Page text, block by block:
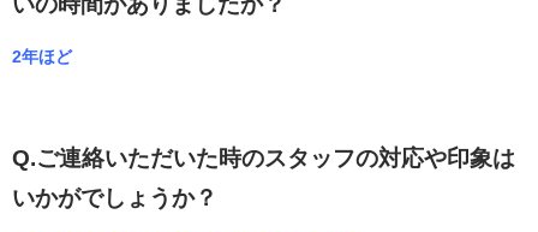
2年ほど
Q.ご連絡いただいた時のスタッフの対応や印象は
いかがでしょうか？